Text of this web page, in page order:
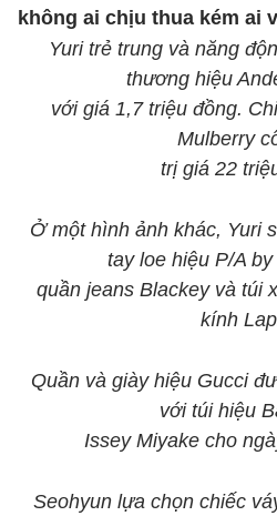
không ai chịu thua kém ai
Yuri trẻ trung và năng
thương hiệu
với giá 1,7 triệu đồng.
Mulberry
trị giá 22
Ở một hình ảnh khác, Yuri
tay loe hiệu P/A
quần jeans Blackey và túi
kính
Quần và giày hiệu Gucci
với túi hiệu
Issey Miyake cho
Seohyun lựa chọn chiếc